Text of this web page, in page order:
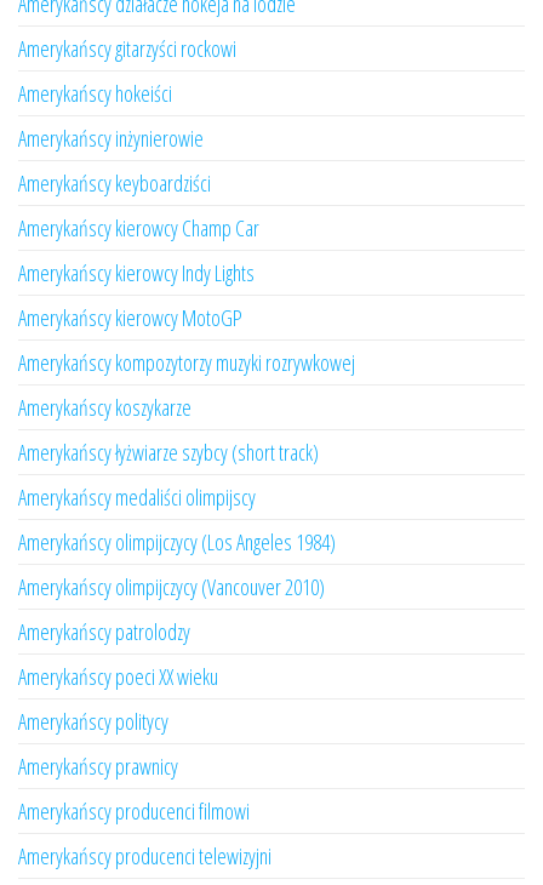
Amerykańscy gitarzyści rockowi
Amerykańscy hokeiści
Amerykańscy inżynierowie
Amerykańscy keyboardziści
Amerykańscy kierowcy Champ Car
Amerykańscy kierowcy Indy Lights
Amerykańscy kierowcy MotoGP
Amerykańscy kompozytorzy muzyki rozrywkowej
Amerykańscy koszykarze
Amerykańscy łyżwiarze szybcy (short track)
Amerykańscy medaliści olimpijscy
Amerykańscy olimpijczycy (Los Angeles 1984)
Amerykańscy olimpijczycy (Vancouver 2010)
Amerykańscy patrolodzy
Amerykańscy poeci XX wieku
Amerykańscy politycy
Amerykańscy prawnicy
Amerykańscy producenci filmowi
Amerykańscy producenci telewizyjni